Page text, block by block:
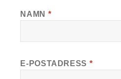
NAMN *
E-POSTADRESS *